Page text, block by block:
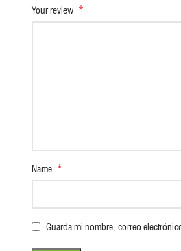
Your review *
Name *
Guarda mi nombre, correo